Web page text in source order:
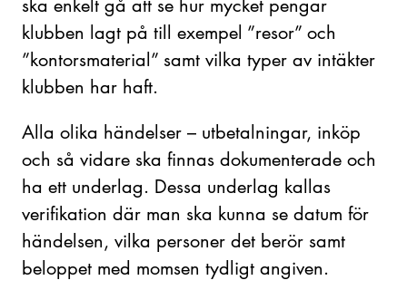
ska enkelt gå att se hur mycket pengar
klubben lagt på till exempel ”resor” och
”kontorsmaterial” samt vilka typer av intäkter
klubben har haft.
Alla olika händelser – utbetalningar, inköp
och så vidare ska finnas dokumenterade och
ha ett underlag. Dessa underlag kallas
verifikation där man ska kunna se datum för
händelsen, vilka personer det berör samt
beloppet med momsen tydligt angiven.